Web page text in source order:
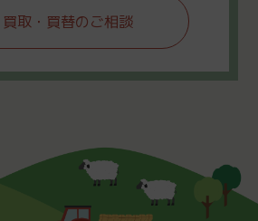
買取・買替のご相談